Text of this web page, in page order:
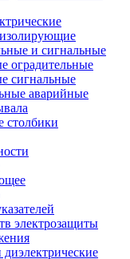
и сигнальные
оградительные
сигнальные
аварийные
столбики
электрозащиты